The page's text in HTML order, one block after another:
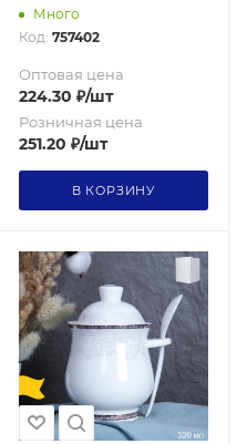
400 мл / 7458 /уп
120/748123
Много
Код: 757402
Оптовая цена
224.30 ₽/шт
Розничная цена
251.20 ₽/шт
В КОРЗИНУ